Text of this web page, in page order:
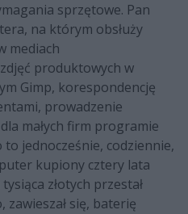
sprzętowe. Pan
na którym obsłuży
mediach
produktowych w
Gimp, korespondencję
prowadzenie
małych firm programie
to jednocześnie, codziennie,
kupiony cztery lata
złotych przestał
zawieszał się, baterię